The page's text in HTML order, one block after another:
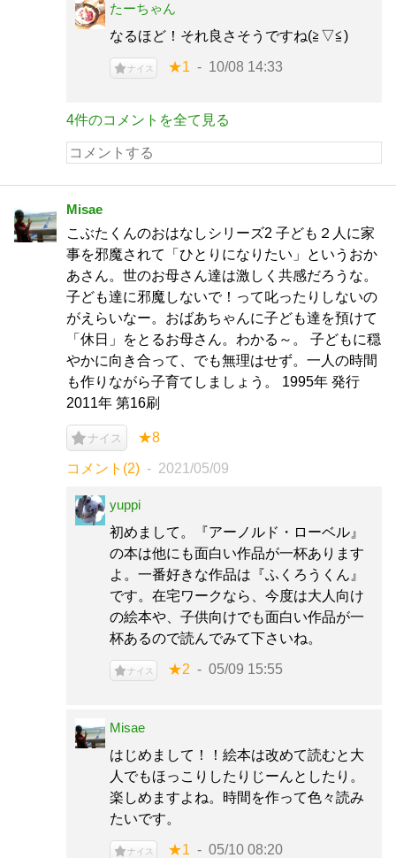
たーちゃん
なるほど！それ良さそうですね(≧▽≦)
ナイス ★1 10/08 14:33
4件のコメントを全て見る
Misae
こぶたくんのおはなしシリーズ2 子ども２人に家
事を邪魔されて「ひとりになりたい」というおか
あさん。世のお母さん達は激しく共感だろうな。
子ども達に邪魔しないで！って叱ったりしないの
がえらいなー。おばあちゃんに子ども達を預けて
「休日」をとるお母さん。わかる～。 子どもに穏
やかに向き合って、でも無理はせず。一人の時間
も作りながら子育てしましょう。 1995年 発行
2011年 第16刷
ナイス ★8
コメント(2) 2021/05/09
yuppi
初めまして。『アーノルド・ローベル』
の本は他にも面白い作品が一杯あります
よ。一番好きな作品は『ふくろうくん』
です。在宅ワークなら、今度は大人向け
の絵本や、子供向けでも面白い作品が一
杯あるので読んでみて下さいね。
ナイス ★2 05/09 15:55
Misae
はじめまして！！絵本は改めて読むと大
人でもほっこりしたりじーんとしたり。
楽しめますよね。時間を作って色々読み
たいです。
ナイス ★1 05/10 08:20